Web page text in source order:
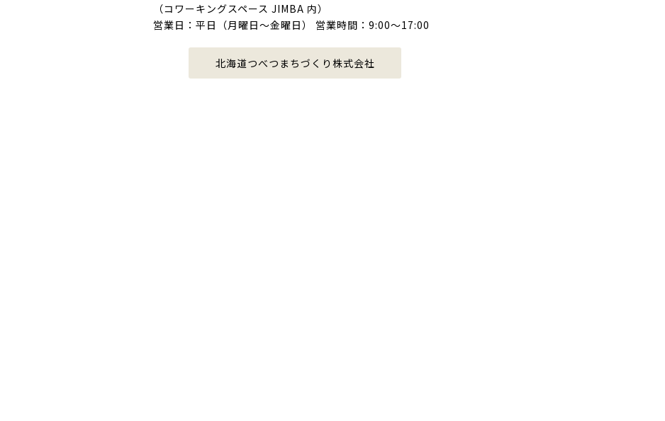
（コワーキングスペース JIMBA 内）
営業日：平日（月曜日〜金曜日） 営業時間：9:00〜17:00
北海道つべつまちづくり株式会社